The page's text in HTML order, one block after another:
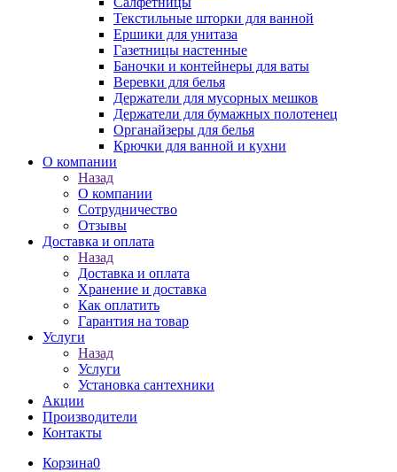
Текстильные шторки для ванной
Ершики для унитаза
Газетницы настенные
Баночки и контейнеры для ваты
Веревки для белья
Держатели для мусорных мешков
Держатели для бумажных полотенец
Органайзеры для белья
Крючки для ванной и кухни
О компании
Назад
О компании
Сотрудничество
Отзывы
Доставка и оплата
Назад
Доставка и оплата
Хранение и доставка
Как оплатить
Гарантия на товар
Услуги
Назад
Услуги
Установка сантехники
Акции
Производители
Контакты
Корзина0